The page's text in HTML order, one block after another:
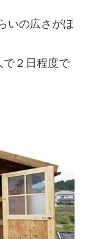
いの広さがほ
で２日程度で